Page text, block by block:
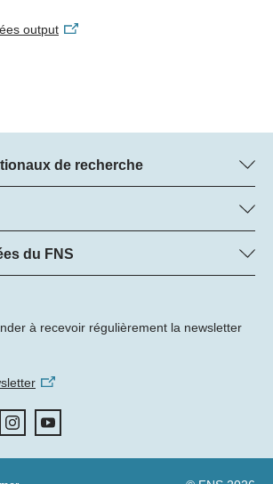
output
de recherche
informations sur tous les Programmes
(PNR) :
du FNS
informations complètes sur les projets de
approuvés par le FNS.
à recevoir régulièrement la newsletter